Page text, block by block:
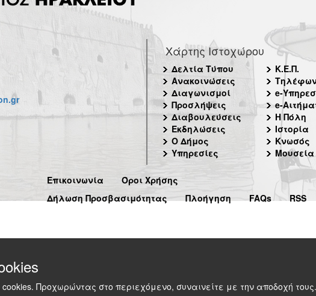
Χάρτης Ιστοχώρου
Δελτία Τύπου
Ανακοινώσεις
Διαγωνισμοί
Προσλήψεις
Διαβουλεύσεις
Εκδηλώσεις
Ο Δήμος
Υπηρεσίες
Κ.Ε.Π.
e-
e-
Η Πόλη
Ιστορία
Κνωσός
Μουσεία
Επικοινωνία
Όροι Χρήσης
Δήλωση Προσβασιμότητας
Πλοήγηση FAQs RSS
cookies. Προχωρώντας στο περιεχόμενο, συναινείτε με την αποδοχή τους.